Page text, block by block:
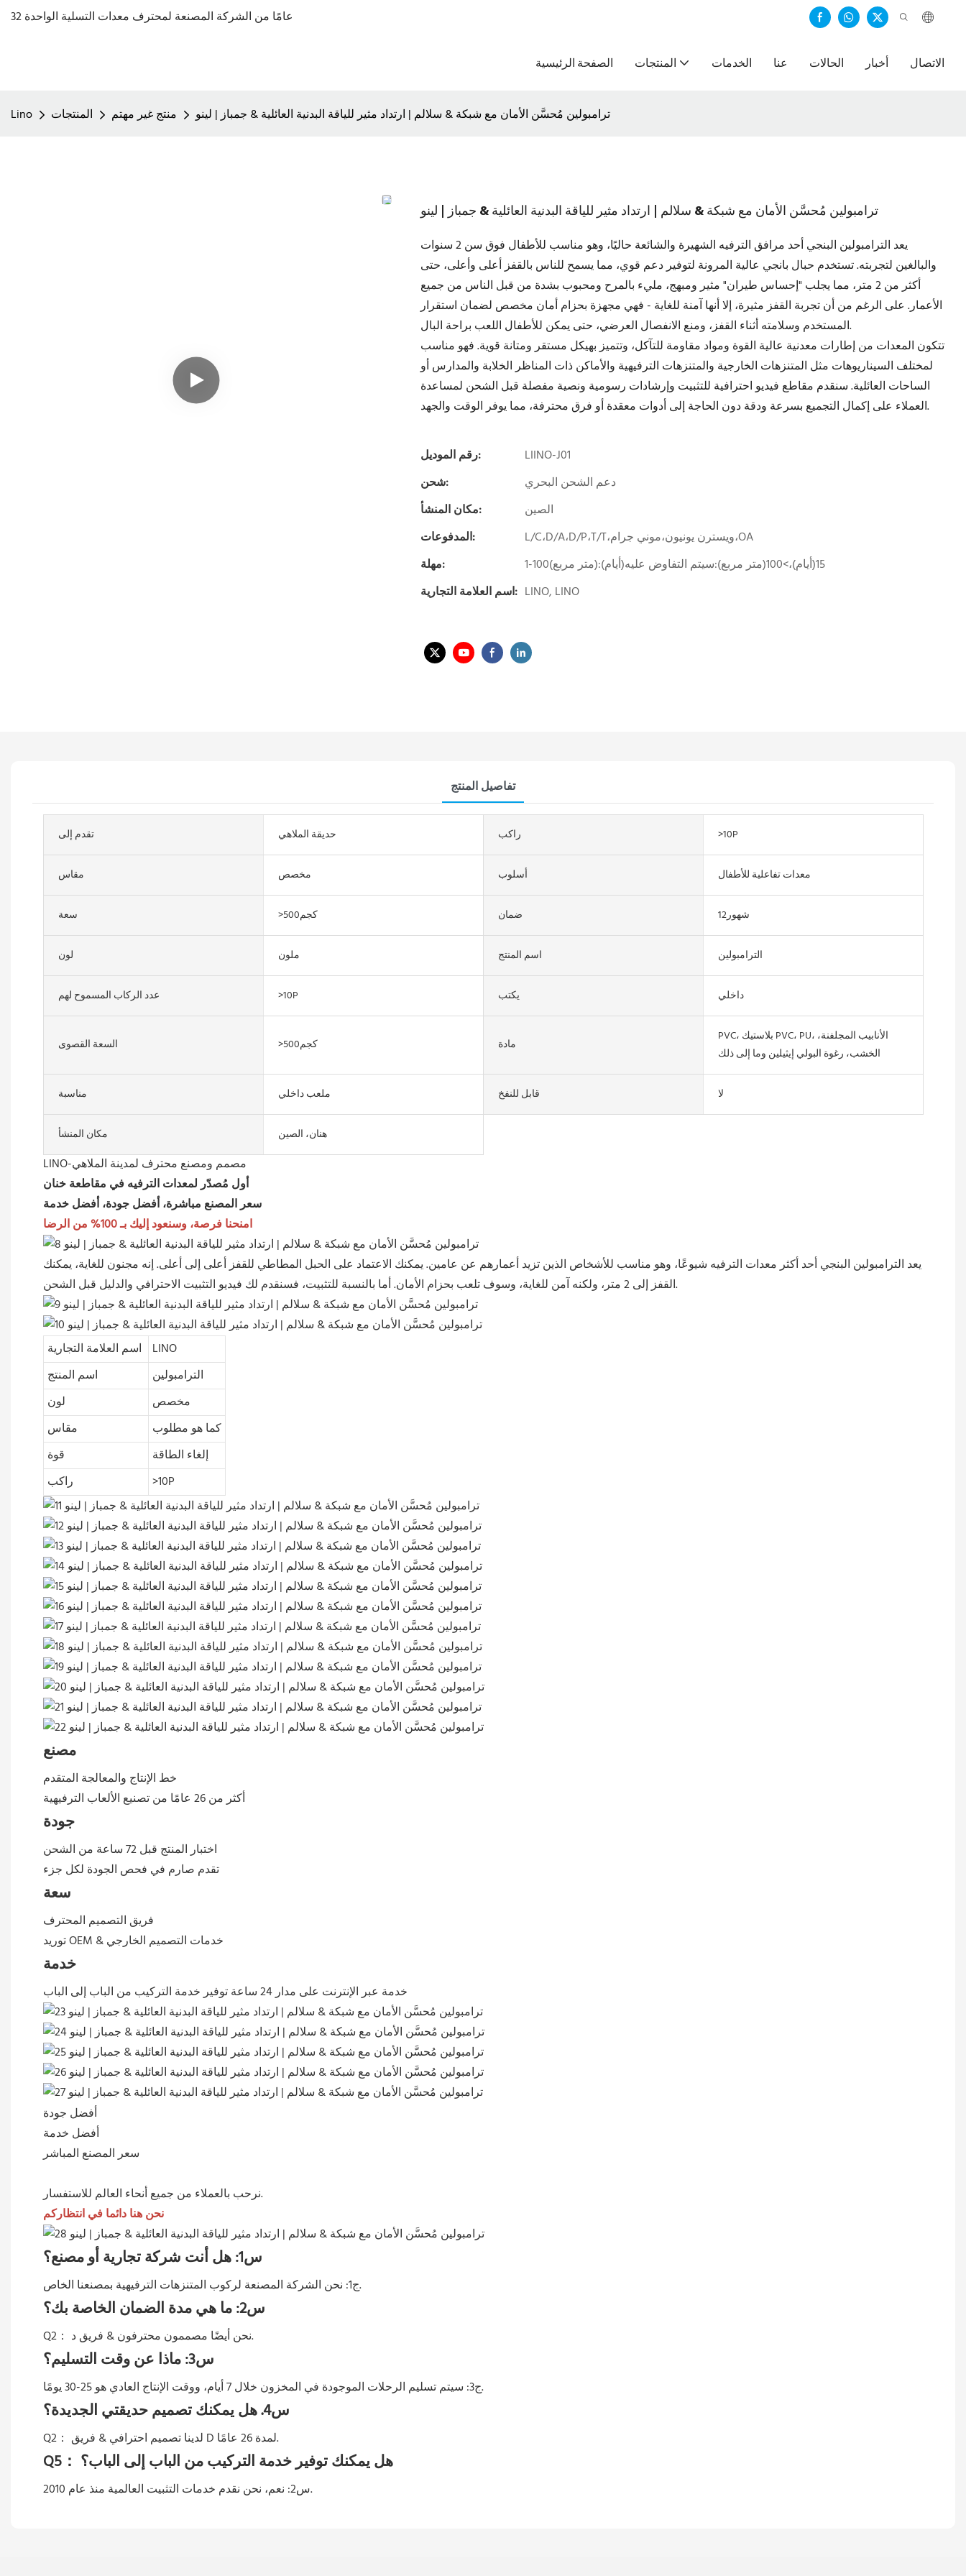
32 عامًا من الشركة المصنعة لمحترف معدات التسلية الواحدة
الصفحة الرئيسية المنتجات الخدمات عنا الحالات أخبار الاتصال
Lino المنتجات منتج غير مهتم ترامبولين مُحسَّن الأمان مع شبكة & سلالم | ارتداد مثير للياقة البدنية العائلية & جمباز | لينو
ترامبولين مُحسَّن الأمان مع شبكة & سلالم | ارتداد مثير للياقة البدنية العائلية & جمباز | لينو
يعد الترامبولين البنجي أحد مرافق الترفيه الشهيرة والشائعة حاليًا، وهو مناسب للأطفال فوق سن 2 سنوات
والبالغين لتجربته. تستخدم حبال بانجي عالية المرونة لتوفير دعم قوي، مما يسمح للناس بالقفز أعلى وأعلى، حتى
أكثر من 2 متر، مما يجلب "إحساس طيران" مثير ومبهج، مليء بالمرح ومحبوب بشدة من قبل الناس من جميع
الأعمار. على الرغم من أن تجربة القفز مثيرة، إلا أنها آمنة للغاية - فهي مجهزة بحزام أمان مخصص لضمان استقرار
المستخدم وسلامته أثناء القفز، ومنع الانفصال العرضي، حتى يمكن للأطفال اللعب براحة البال.
تتكون المعدات من إطارات معدنية عالية القوة ومواد مقاومة للتآكل، وتتميز بهيكل مستقر ومتانة قوية. فهو مناسب
لمختلف السيناريوهات مثل المتنزهات الخارجية والمتنزهات الترفيهية والأماكن ذات المناظر الخلابة والمدارس أو
الساحات العائلية. سنقدم مقاطع فيديو احترافية للتثبيت وإرشادات رسومية ونصية مفصلة قبل الشحن لمساعدة
العملاء على إكمال التجميع بسرعة ودقة دون الحاجة إلى أدوات معقدة أو فرق محترفة، مما يوفر الوقت والجهد.
رقم الموديل:
LIINO-J01
شحن:
دعم الشحن البحري
مكان المنشأ:
الصين
المدفوعات:
L/C،D/A،D/P،T/T،ويسترن يونيون،موني جرام،OA
مهلة:
1-100(متر مربع):15(أيام)،>100(متر مربع):سيتم التفاوض عليه(أيام)
اسم العلامة التجارية: LINO, LINO
تفاصيل المنتج
تقدم إلى حديقة الملاهي راكب >10P
مقاس مخصص أسلوب معدات تفاعلية للأطفال
سعة >500كجم ضمان شهور12
لون ملون اسم المنتج الترامبولين
عدد الركاب المسموح لهم >10P يكتب داخلي
السعة القصوى >500كجم مادة
PVC، بلاستيك PVC، PU، الأنابيب المجلفنة،
الخشب، رغوة البولي إيثيلين وما إلى ذلك
مناسبة ملعب داخلي قابل للنفخ لا
مكان المنشأ هنان، الصين
LINO-مصمم ومصنع محترف لمدينة الملاهي
أول مُصدّر لمعدات الترفيه في مقاطعة خنان
سعر المصنع مباشرة، أفضل جودة، أفضل خدمة
امنحنا فرصة، وسنعود إليك بـ 100% من الرضا
يعد الترامبولين البنجي أحد أكثر معدات الترفيه شيوعًا، وهو مناسب للأشخاص الذين تزيد أعمارهم عن عامين. يمكنك الاعتماد على الحبل المطاطي للقفز أعلى إلى أعلى. إنه مجنون للغاية، يمكنك
القفز إلى 2 متر، ولكنه آمن للغاية، وسوف تلعب بحزام الأمان. أما بالنسبة للتثبيت، فسنقدم لك فيديو التثبيت الاحترافي والدليل قبل الشحن.
LINO
الترامبولين
لون
مخصص
مقاس
كما هو مطلوب
قوة
إلغاء الطاقة
راكب
>10P
مصنع
خط الإنتاج والمعالجة المتقدم
أكثر من 26 عامًا من تصنيع الألعاب الترفيهية
جودة
اختبار المنتج قبل 72 ساعة من الشحن
تقدم صارم في فحص الجودة لكل جزء
سعة
فريق التصميم المحترف
توريد OEM & خدمات التصميم الخارجي
خدمة
خدمة عبر الإنترنت على مدار 24 ساعة توفير خدمة التركيب من الباب إلى الباب
أفضل جودة
أفضل خدمة
سعر المصنع المباشر
نرحب بالعملاء من جميع أنحاء العالم للاستفسار.
نحن هنا دائما في انتظاركم
س1: هل أنت شركة تجارية أو مصنع؟
ج1: نحن الشركة المصنعة لركوب المتنزهات الترفيهية بمصنعنا الخاص.
س2: ما هي مدة الضمان الخاصة بك؟
Q2： نحن أيضًا مصممون محترفون & فريق د.
س3: ماذا عن وقت التسليم؟
ج3: سيتم تسليم الرحلات الموجودة في المخزون خلال 7 أيام، ووقت الإنتاج العادي هو 25-30 يومًا.
س4. هل يمكنك تصميم حديقتي الجديدة؟
Q2： لدينا تصميم احترافي & فريق D لمدة 26 عامًا.
Q5： هل يمكنك توفير خدمة التركيب من الباب إلى الباب؟
س2: نعم،نحن نقدم خدمات التثبيت العالمية منذ عام 2010.